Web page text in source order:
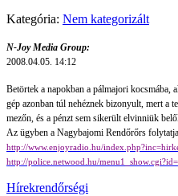
Kategória: Nem kategorizált
N-Joy Media Group:
2008.04.05. 14:12
Betörtek a napokban a pálmajori kocsmába,
gép azonban túl nehéznek bizonyult, mert a
mezőn, és a pénzt sem sikerült elvinniük
Az ügyben a Nagybajomi Rendőrőrs
http://www.enjoyradio.hu/
http://police.netwood.hu/
Hírekrendőrségi